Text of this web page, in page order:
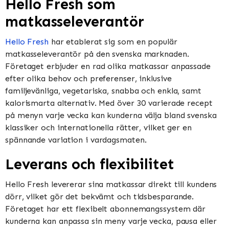
Hello Fresh som
matkasseleverantör
Hello Fresh har etablerat sig som en populär
matkasseleverantör på den svenska marknaden.
Företaget erbjuder en rad olika matkassar anpassade
efter olika behov och preferenser, inklusive
familjevänliga, vegetariska, snabba och enkla, samt
kalorismarta alternativ. Med över 30 varierade recept
på menyn varje vecka kan kunderna välja bland svenska
klassiker och internationella rätter, vilket ger en
spännande variation i vardagsmaten.
Leverans och flexibilitet
Hello Fresh levererar sina matkassar direkt till kundens
dörr, vilket gör det bekvämt och tidsbesparande.
Företaget har ett flexibelt abonnemangssystem där
kunderna kan anpassa sin meny varje vecka, pausa eller